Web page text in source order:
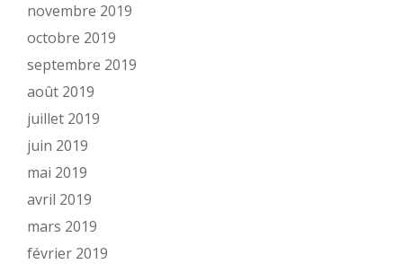
novembre 2019
octobre 2019
septembre 2019
août 2019
juillet 2019
juin 2019
mai 2019
avril 2019
mars 2019
février 2019